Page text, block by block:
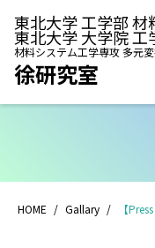
東北大学 工学部
東北大学 大学院
材料システム工学専攻 多元
徐研究室
HOME Gallary 【